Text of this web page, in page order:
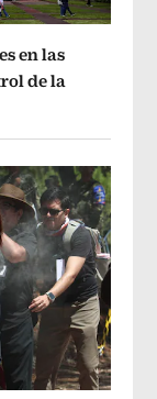
en las
de la